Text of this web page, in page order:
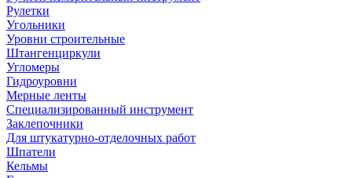
Рулетки
Угольники
Уровни строительные
Штангенциркули
Угломеры
Гидроуровни
Мерные ленты
Специализированный инструмент
Заклепочники
Для штукатурно-отделочных работ
Шпатели
Кельмы